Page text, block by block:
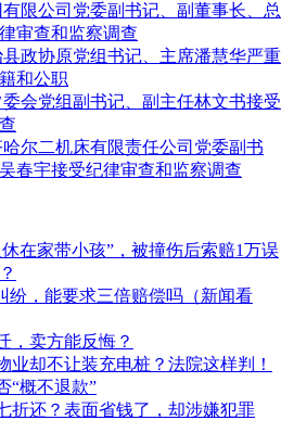
限公司党委副书记、副董事长、总
审查和监察调查
政协原党组书记、主席潘慧华严重
和公职
会党组副书记、副主任林文书接受
尔二机床有限责任公司党委副书
春宇接受纪律审查和监察调查
在家带小孩”，被撞伤后索赔1万误
纷，能要求三倍赔偿吗（新闻看
，卖方能反悔？
业却不让装充电桩？法院这样判！
“概不退款”
折还？表面省钱了，却涉嫌犯罪